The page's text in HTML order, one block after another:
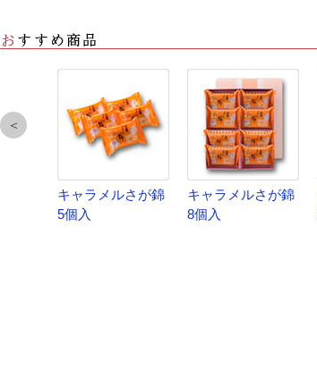
キャラメルさが錦
5個入
キャラメルさが錦
8個入
＜